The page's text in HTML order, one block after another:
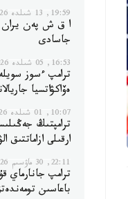
19:59, 13 شىلدە 2026
ا ق ش پەن يران
جاسادى
16:53, 05 شىلدە 2026
ترامپ ءسوز
ەۆاكۋاتسيا
10:07, 01 شىلدە 2026
ترامپتىڭ
ارقىلى
22:11, 30 ماۋسىم 2026
ترامپ جانارماي
باعاسىن